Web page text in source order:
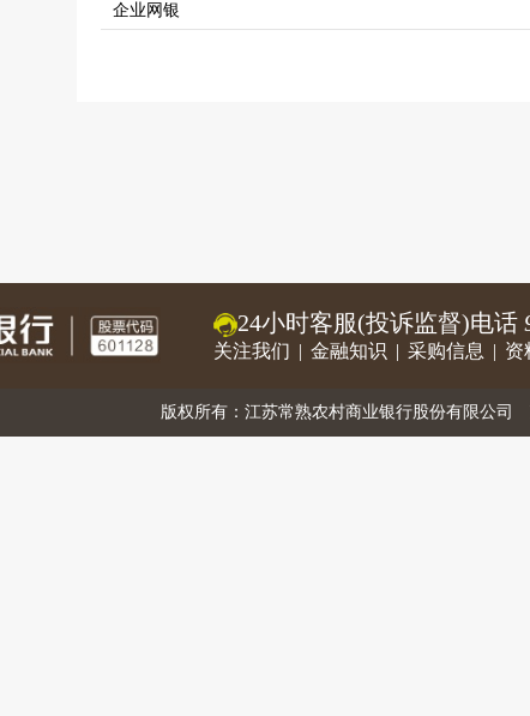
企业网银
24小时客服(投诉监督)电话
关注我们 | 金融知识 | 采购信息 | 资
版权所有：江苏常熟农村商业银行股份有限公司